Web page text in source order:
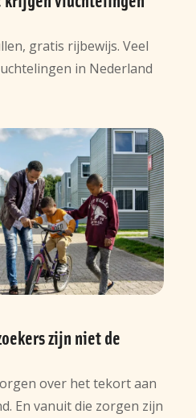
gratis rijbewijs. Veel
in Nederland
zijn niet de
over het tekort aan
En vanuit die zorgen zijn